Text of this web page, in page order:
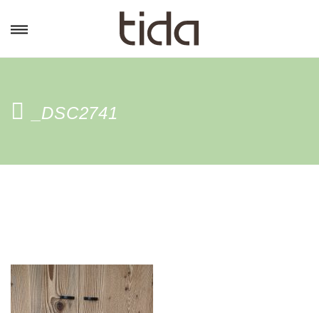
_DSC2741